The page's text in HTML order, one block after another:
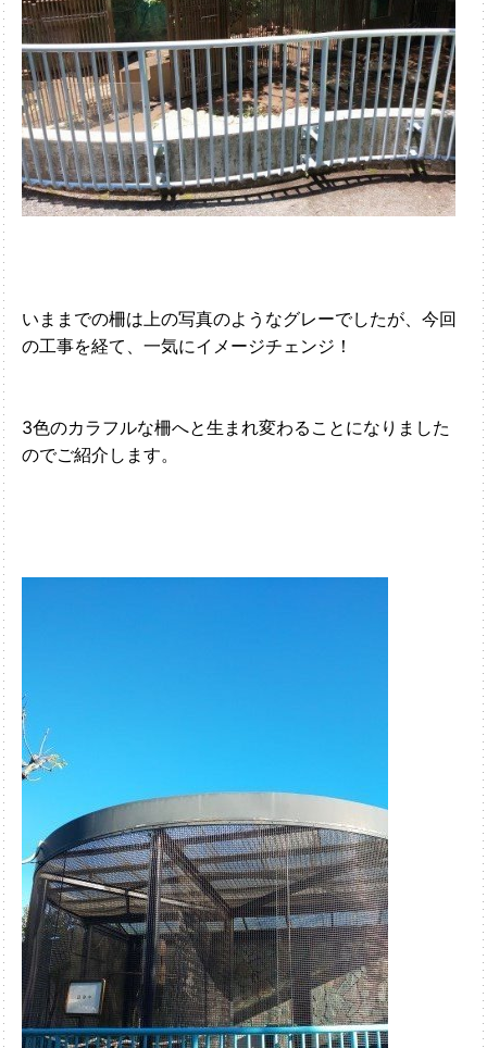
いままでの柵は上の写真のようなグレーでしたが、今回
の工事を経て、一気にイメージチェンジ！
3色のカラフルな柵へと生まれ変わることになりました
のでご紹介します。